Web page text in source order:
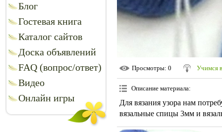
Блог
Гостевая книга
Каталог сайтов
Доска объявлений
FAQ (вопрос/ответ)
Видео
Онлайн игры
Просмотры: 0 Учимся
Описание материала:
Для вязания узора нам
вязальные спицы 3мм и